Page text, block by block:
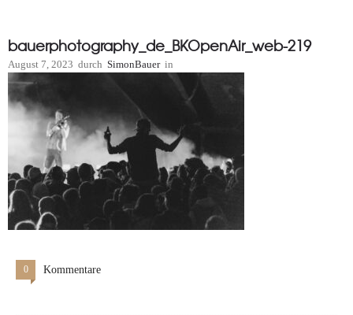
bauerphotography_de_BKOpenAir_web-219
August 7, 2023 durch SimonBauer in
0 Kommentare